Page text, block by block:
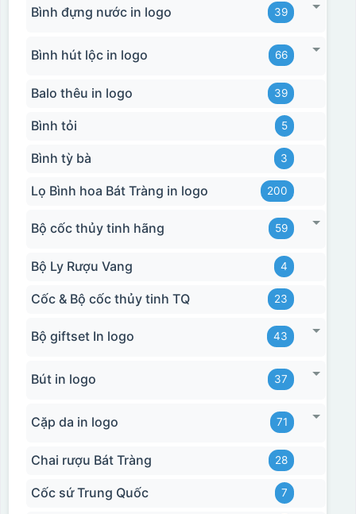
Bình đựng nước in logo 39
Bình hút lộc in logo 66
Balo thêu in logo 39
Bình tỏi 5
Bình tỳ bà 3
Lọ Bình hoa Bát Tràng in logo 200
Bộ cốc thủy tinh hãng 59
Bộ Ly Rượu Vang 4
Cốc & Bộ cốc thủy tinh TQ 23
Bộ giftset In logo 43
Bút in logo 37
Cặp da in logo 71
Chai rượu Bát Tràng 28
Cốc sứ Trung Quốc 7